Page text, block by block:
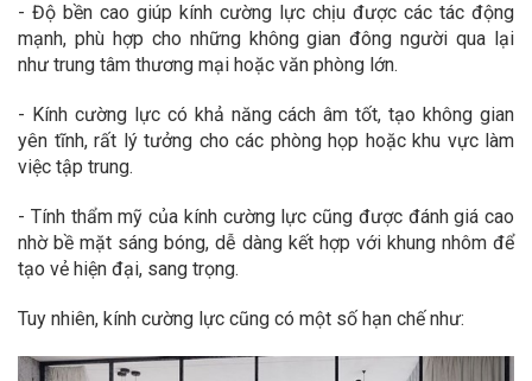
- Độ bền cao giúp kính cường lực chịu được các tác động
mạnh, phù hợp cho những không gian đông người qua lại
như trung tâm thương mại hoặc văn phòng lớn.
- Kính cường lực có khả năng cách âm tốt, tạo không gian
yên tĩnh, rất lý tưởng cho các phòng họp hoặc khu vực làm
việc tập trung.
- Tính thẩm mỹ của kính cường lực cũng được đánh giá cao
nhờ bề mặt sáng bóng, dễ dàng kết hợp với khung nhôm để
tạo vẻ hiện đại, sang trọng.
Tuy nhiên, kính cường lực cũng có một số hạn chế như: